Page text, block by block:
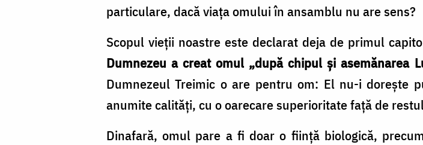
particulare, dacă viaţa omului în ansamblu nu are sens?
Scopul vieţii noastre este declarat deja de primul
Dumnezeu a creat omul „după chipul şi asemănarea
Dumnezeul Treimic o are pentru om: El nu-i
anumite calităţi, cu o oarecare superioritate faţă de
Dinafară, omul pare a fi doar o fiinţă biologică,